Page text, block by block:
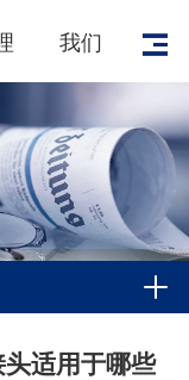
我们
适用于哪些